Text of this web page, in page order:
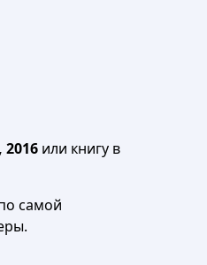
или книгу в
самой